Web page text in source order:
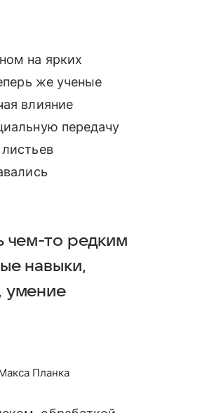
на ярких
же ученые
влияние
передачу
чем-то редким
навыки,
умение
Планка